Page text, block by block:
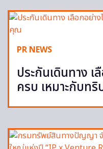
PR NEWS
ประกันเดินทาง เ
ครบ เหมาะกับท